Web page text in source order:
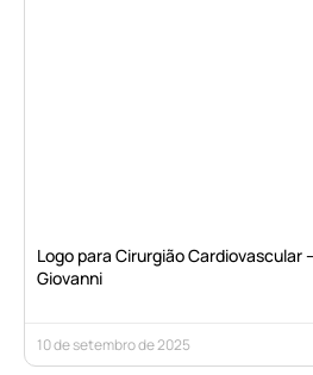
Logo para Cirurgião Cardiovascular
Giovanni
10 de setembro de 2025